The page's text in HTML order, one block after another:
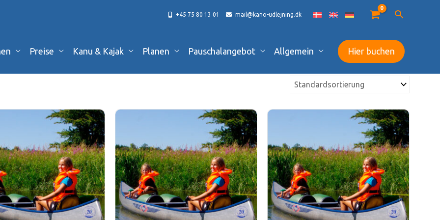
+45 75 80 13 01 mail@kano-udlejning.dk
Preise Kanu & Kajak Planen Pauschalangebot Allgemein Hier buchen